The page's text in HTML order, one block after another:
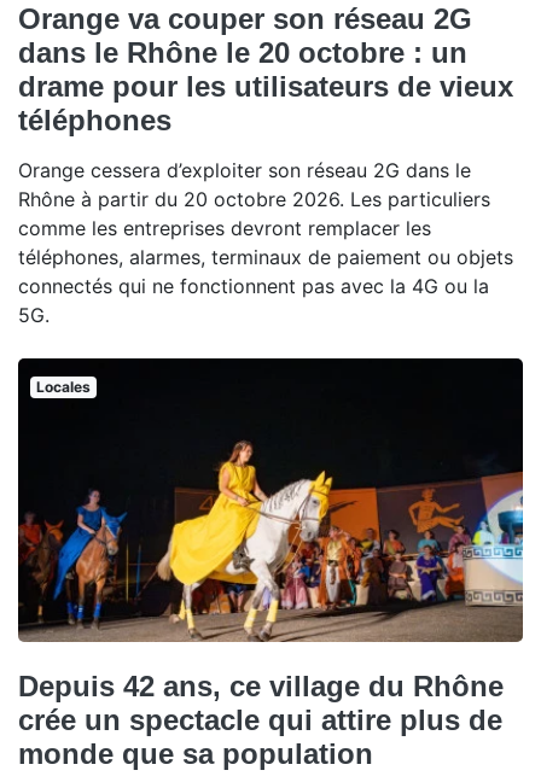
Orange va couper son réseau 2G
dans le Rhône le 20 octobre : un
drame pour les utilisateurs de vieux
téléphones
Orange cessera d’exploiter son réseau 2G dans le
Rhône à partir du 20 octobre 2026. Les particuliers
comme les entreprises devront remplacer les
téléphones, alarmes, terminaux de paiement ou objets
connectés qui ne fonctionnent pas avec la 4G ou la
5G.
Locales
Depuis 42 ans, ce village du Rhône
crée un spectacle qui attire plus de
monde que sa population